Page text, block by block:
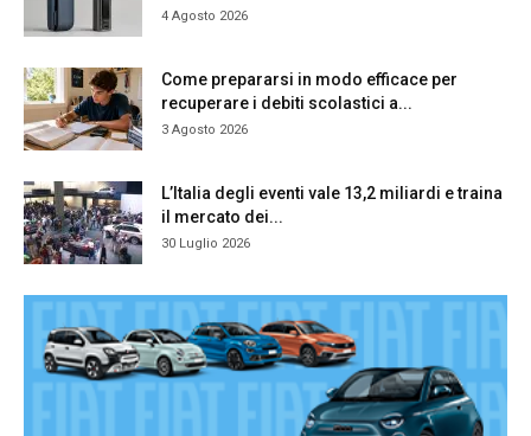
4 Agosto 2026
Come prepararsi in modo efficace per
recuperare i debiti scolastici a...
3 Agosto 2026
L’Italia degli eventi vale 13,2 miliardi e traina
il mercato dei...
30 Luglio 2026